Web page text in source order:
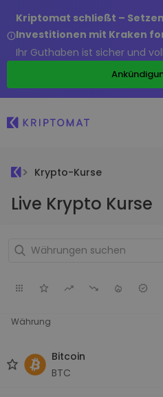
Kriptomat schließt –
Investitionen mit Kraken
Ihr Guthaben ist sicher und
Krypto-Kurse
Live Krypto Kurse
Währung
Bitcoin
BTC